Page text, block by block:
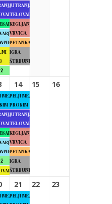
JUTRANJA
TELOVADBA
KEGLJANJE
VRVICA
PETANKA
IGRA
ŠTRBUNK
ME,
14
PELJI ME,
PROSIM
JUTRANJA
TELOVADBA
KEGLJANJE
VRVICA
PETANKA
IGRA
ŠTRBUNK
15 16
ME,
21
PELJI ME,
22 23